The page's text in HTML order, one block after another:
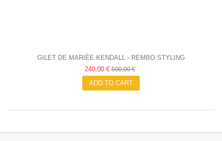
GILET DE MARIÉE KENDALL - REMBO STYLING
240,00 €500,00 €
ADD TO CART